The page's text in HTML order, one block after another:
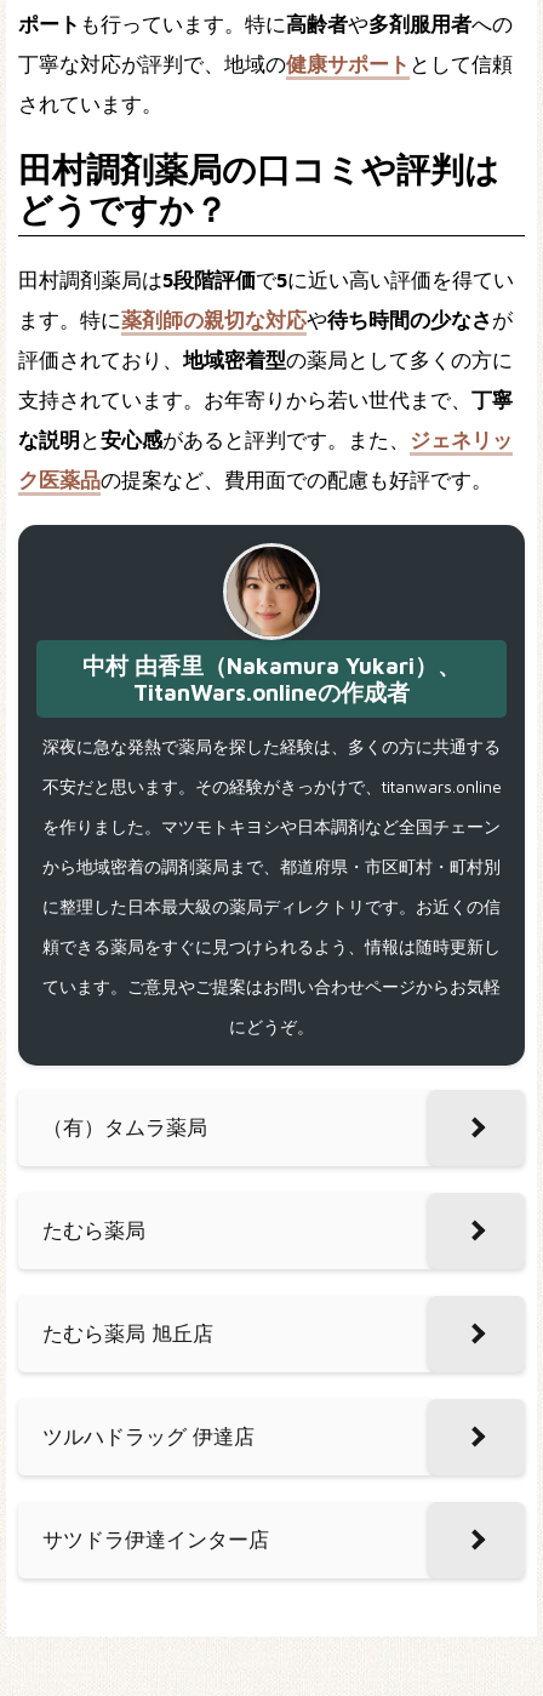
ポート も行っています。特に高齢者や多剤服用者への
丁寧な対応が評判で、地域の健康サポート として信頼
されています。
田村調剤薬局の口コミや評判は
どうですか？
田村調剤薬局は5段階評価で5に近い高い評価を得てい
ます。特に薬剤師の親切な対応や待ち時間の少なさが
評価されており、 地域密着型の薬局として多くの方に
支持されています。お年寄りから若い世代まで、 丁寧
な説明 と安心感があると評判です。また、 ジェネリッ
ク医薬品の提案など、費用面での配慮も好評です。
中村 由香里（Nakamura Yukari）、
TitanWars.onlineの作成者
深夜に急な発熱で薬局を探した経験は、多くの方に共通する
不安だと思います。その経験がきっかけで、titanwars.online
を作りました。マツモトキヨシや日本調剤など全国チェーン
から地域密着の調剤薬局まで、都道府県・市区町村・町村別
に整理した日本最大級の薬局ディレクトリです。お近くの信
頼できる薬局をすぐに見つけられるよう、情報は随時更新し
ています。ご意見やご提案はお問い合わせページからお気軽
にどうぞ。
（有）タムラ薬局
たむら薬局
たむら薬局 旭丘店
ツルハドラッグ 伊達店
サツドラ伊達インター店